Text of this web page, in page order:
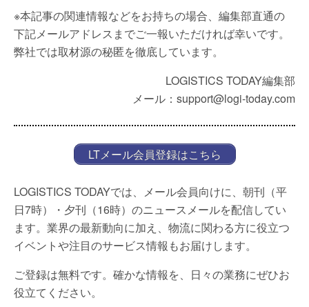
※本記事の関連情報などをお持ちの場合、編集部直通の
下記メールアドレスまでご一報いただければ幸いです。
弊社では取材源の秘匿を徹底しています。
LOGISTICS TODAY編集部
メール：support@logi-today.com
LTメール会員登録はこちら
LOGISTICS TODAYでは、メール会員向けに、朝刊（平
日7時）・夕刊（16時）のニュースメールを配信してい
ます。業界の最新動向に加え、物流に関わる方に役立つ
イベントや注目のサービス情報もお届けします。
ご登録は無料です。確かな情報を、日々の業務にぜひお
役立てください。